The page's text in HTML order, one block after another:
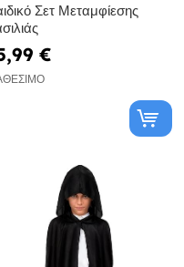
Σετ Μεταμφίεσης
€